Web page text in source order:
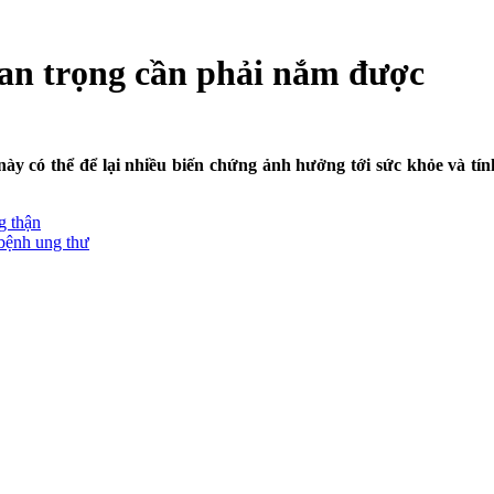
trọng cần phải nắm được
có thể để lại nhiều biến chứng ảnh hưởng tới sức khỏe và
thận
ung thư